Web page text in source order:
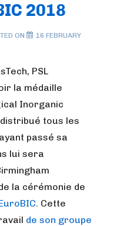
2018
ON
16 FEBRUARY
PSL
la médaille
Inorganic
tous les
passé sa
lui sera
la cérémonie de
. Cette
de son groupe